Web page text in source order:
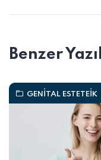
Benzer
GENITAL ESTETEIK